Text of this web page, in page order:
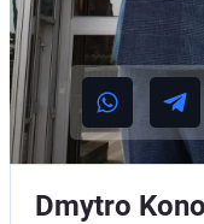
Dmytro